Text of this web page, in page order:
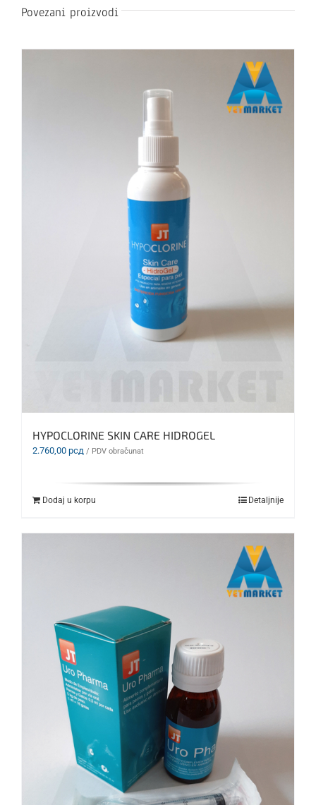
Povezani proizvodi
HYPOCLORINE SKIN CARE HIDROGEL
2.760,00 рсд / PDV obračunat
Dodaj u korpu Detaljnije